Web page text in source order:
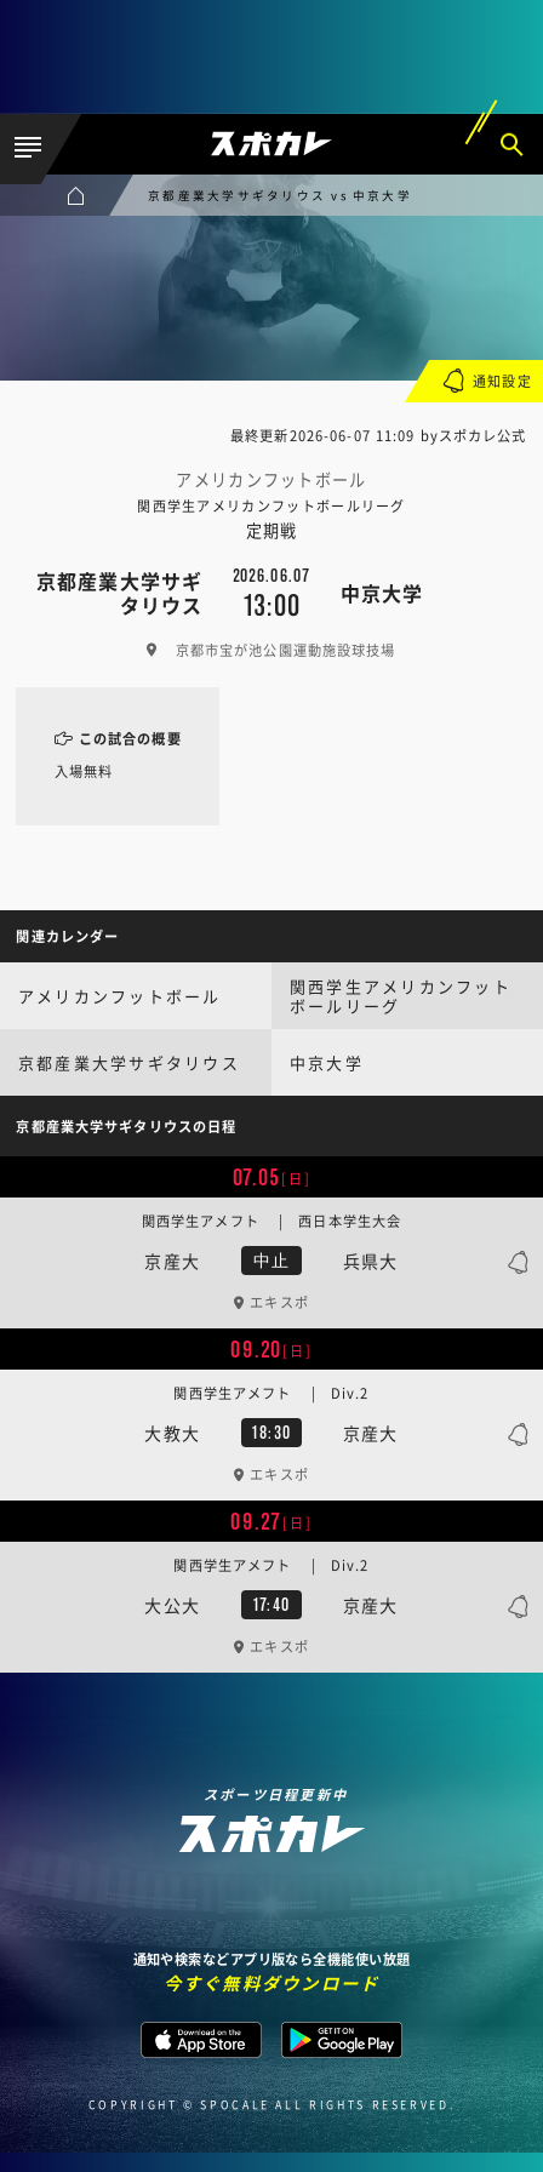
京都産業大学サギタリウス vs 中京大学
最終更新2026-06-07 11:09 byスポカレ公式
アメリカンフットボール
関西学生アメリカンフットボールリーグ
定期戦
京都産業大学サギ
タリウス
2026.06.07
13:00 中京大学
京都市宝が池公園運動施設球技場
通知設定
この試合の概要
入場無料
関連カレンダー
アメリカンフットボール
関西学生アメリカンフット
ボールリーグ
京都産業大学サギタリウス 中京大学
京都産業大学サギタリウスの日程
07.05[日]
京産大 中止 兵県大
関西学生アメフト | 西日本学生大会
エキスポ
09.20[日]
大教大 18:30 京産大
関西学生アメフト | Div.2
エキスポ
09.27[日]
大公大 17:40 京産大
関西学生アメフト | Div.2
エキスポ
スポーツ日程更新中
通知や検索などアプリ版なら全機能使い放題
今すぐ無料ダウンロード
COPYRIGHT © SPOCALE ALL RIGHTS RESERVED.